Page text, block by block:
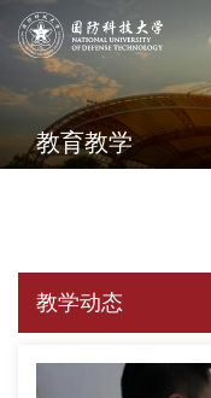
教育教学
教学动态